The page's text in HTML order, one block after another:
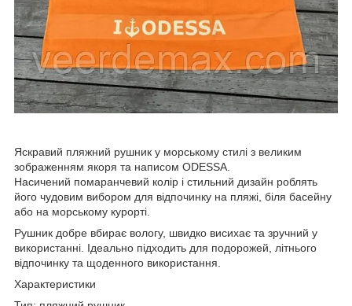
Яскравий пляжний рушник у морському стилі з великим
зображенням якоря та написом ODESSA.
Насичений помаранчевий колір і стильний дизайн роблять
його чудовим вибором для відпочинку на пляжі, біля басейну
або на морському курорті.
Рушник добре вбирає вологу, швидко висихає та зручний у
використанні. Ідеально підходить для подорожей, літнього
відпочинку та щоденного використання.
Характеристики